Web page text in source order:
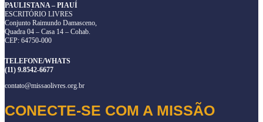
PAULISTANA – PIAUÍ
ESCRITÓRIO LIVRES
Conjunto Raimundo Damasceno,
Quadra 04 – Casa 14 – Cohab.
CEP: 64750-000
TELEFONE/WHATS
(11) 9.8542-6677
contato@missaolivres.org.br
CONECTE-SE COM A MISSÃO